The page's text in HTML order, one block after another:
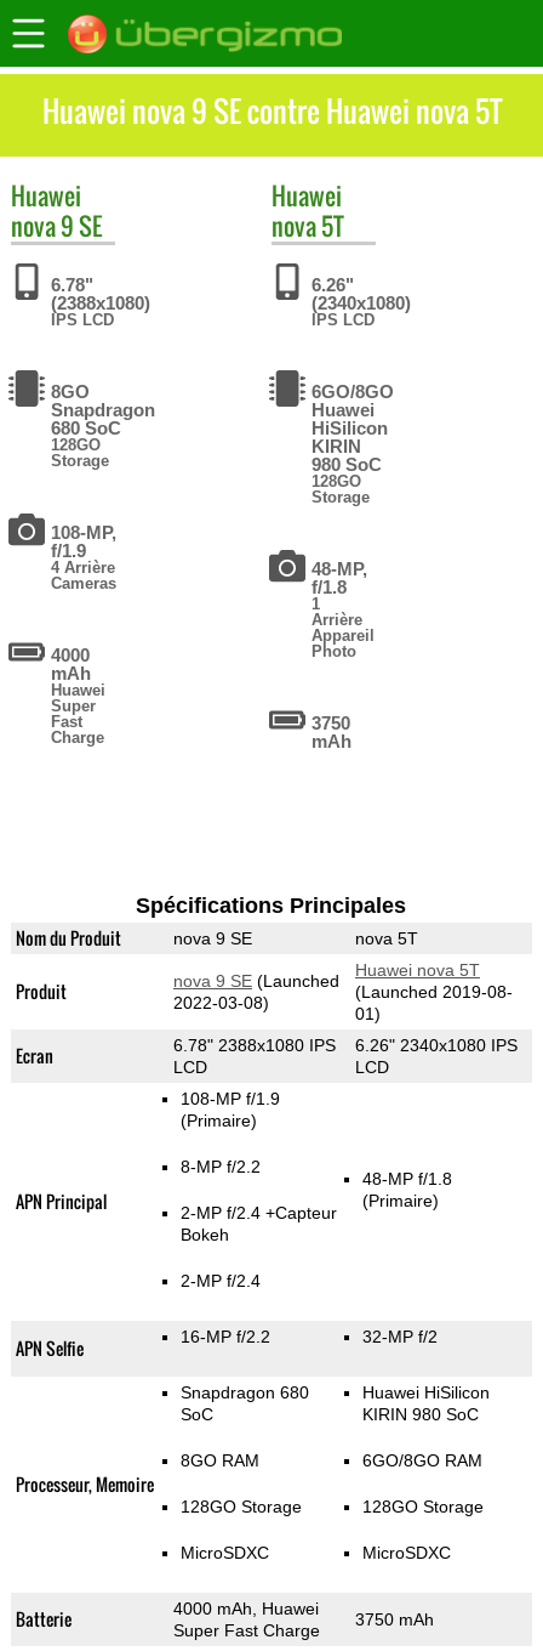
Huawei nova 9 SE contre Huawei nova 5T
Huawei
nova 9 SE
6.78"
(2388x1080)
IPS LCD
8GO
Snapdragon
680 SoC
128GO
Storage
108-MP,
f/1.9
4 Arrière
Cameras
4000
mAh
Huawei
Super
Fast
Charge
Huawei
nova 5T
6.26"
(2340x1080)
IPS LCD
6GO/8GO
Huawei
HiSilicon
KIRIN
980 SoC
128GO
Storage
48-MP,
f/1.8
1
Arrière
Appareil
Photo
3750
mAh
Spécifications Principales
Nom du Produit nova 9 SE nova 5T
Produit nova 9 SE(Launched
2022-03-08)
Huawei nova 5T
(Launched 2019-08-
01)
Ecran
6.78" 2388x1080 IPS
LCD
6.26" 2340x1080 IPS
LCD
APN Principal
108-MP f/1.9
(Primaire)
8-MP f/2.2
2-MP f/2.4 +Capteur
Bokeh
2-MP f/2.4
48-MP f/1.8
(Primaire)
APN Selfie 16-MP f/2.2 32-MP f/2
Processeur, Memoire
Snapdragon 680
SoC
8GO RAM
128GO Storage
MicroSDXC
Huawei HiSilicon
KIRIN 980 SoC
6GO/8GO RAM
128GO Storage
MicroSDXC
Batterie
4000 mAh, Huawei
Super Fast Charge
3750 mAh